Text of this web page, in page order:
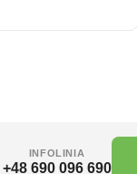
INFOLINIA
+48 690 096 690